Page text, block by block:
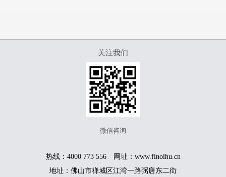
关注我们
微信咨询
热线：4000 773 556 网址：www.finolhu.cn
地址：佛山市禅城区江湾一路弼唐东二街